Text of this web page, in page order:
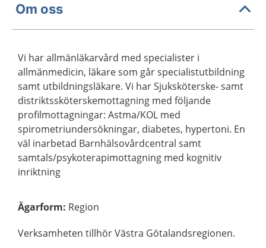
Om oss
Vi har allmänläkarvård med specialister i
allmänmedicin, läkare som går specialistutbildning
samt utbildningsläkare. Vi har Sjuksköterske- samt
distriktssköterskemottagning med följande
profilmottagningar: Astma/KOL med
spirometriundersökningar, diabetes, hypertoni. En
väl inarbetad Barnhälsovårdcentral samt
samtals/psykoterapimottagning med kognitiv
inriktning
Ägarform: Region
Verksamheten tillhör Västra Götalandsregionen.